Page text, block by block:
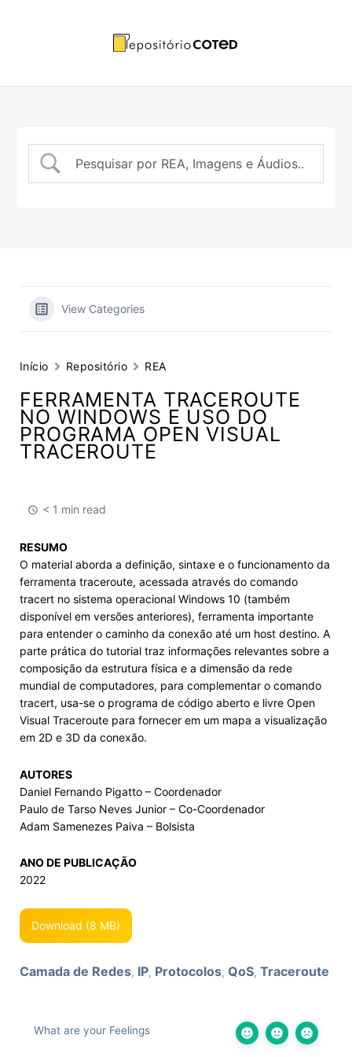
View Categories
Início Repositório REA
FERRAMENTA TRACEROUTE
NO WINDOWS E USO DO
PROGRAMA OPEN VISUAL
TRACEROUTE
< 1 min read
RESUMO
O material aborda a definição, sintaxe e o funcionamento da
ferramenta traceroute, acessada através do comando
tracert no sistema operacional Windows 10 (também
disponível em versões anteriores), ferramenta importante
para entender o caminho da conexão até um host destino. A
parte prática do tutorial traz informações relevantes sobre a
composição da estrutura física e a dimensão da rede
mundial de computadores, para complementar o comando
tracert, usa-se o programa de código aberto e livre Open
Visual Traceroute para fornecer em um mapa a visualização
em 2D e 3D da conexão.
AUTORES
Daniel Fernando Pigatto – Coordenador
Paulo de Tarso Neves Junior – Co-Coordenador
Adam Samenezes Paiva – Bolsista
ANO DE PUBLICAÇÃO
2022
Download (8 MB)
Camada de Redes, IP, Protocolos, QoS, Traceroute
What are your Feelings